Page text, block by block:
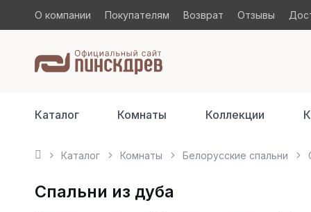
О компании Покупателям Возврат Отзывы
Каталог Комнаты Коллекции
Каталог Комнаты Белорусские спальни
Спальни из дуба